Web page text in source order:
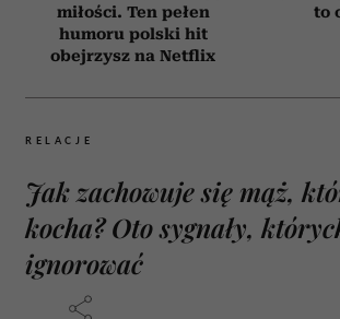
miłości. Ten pełen
humoru polski hit
obejrzysz na Netflix
to
RELACJE
Jak zachowuje się mąż,
kocha? Oto sygnały,
ignorować